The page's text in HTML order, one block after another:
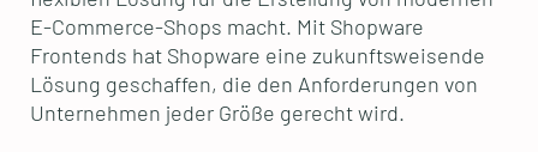
E-Commerce-Shops macht. Mit Shopware
Frontends hat Shopware eine zukunftsweisende
Lösung geschaffen, die den Anforderungen von
Unternehmen jeder Größe gerecht wird.